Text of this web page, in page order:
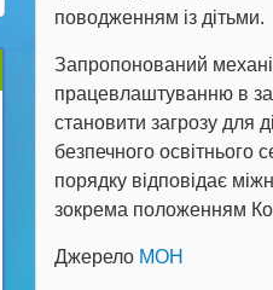
поводженням із дітьми.
Запропонований
працевлаштуванню в
становити загрозу для
безпечного
порядку відповідає
зокрема положенням
Джерело МОН